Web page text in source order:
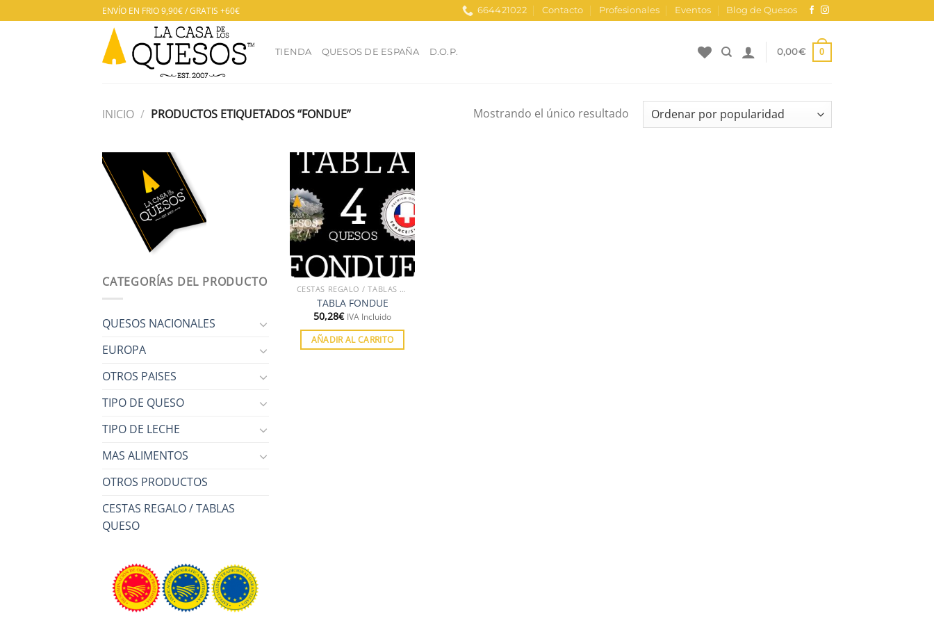
al
ENVÍO EN FRIO 9,90€ / GRATIS +60€ 664421022 Contacto Profesionales Eventos Blog de Quesos
TIENDA QUESOS DE ESPAÑA D.O.P. 0,00€ 0
INICIO / PRODUCTOS ETIQUETADOS “FONDUE” Mostrando el único resultado
CATEGORÍAS DEL PRODUCTO
QUESOS NACIONALES
EUROPA
OTROS PAISES
TIPO DE QUESO
TIPO DE LECHE
MAS ALIMENTOS
OTROS PRODUCTOS
CESTAS REGALO / TABLAS
QUESO
Añadir
a la
lista de
deseos
CESTAS REGALO / TABLAS QUESO
TABLA FONDUE
50,28€ IVA Incluido
AÑADIR AL CARRITO